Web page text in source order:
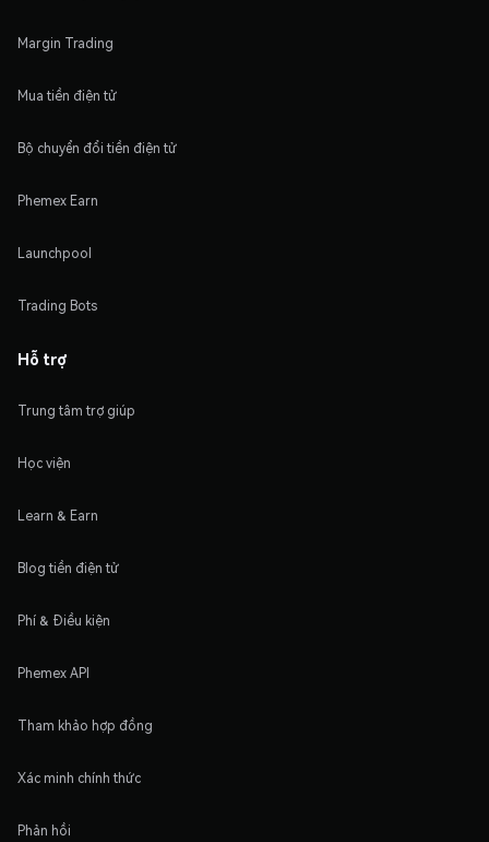
Margin Trading
Mua tiền điện tử
Bộ chuyển đổi tiền điện tử
Phemex Earn
Launchpool
Trading Bots
Hỗ trợ
Trung tâm trợ giúp
Học viện
Learn & Earn
Blog tiền điện tử
Phí & Điều kiện
Phemex API
Tham khảo hợp đồng
Xác minh chính thức
Phản hồi